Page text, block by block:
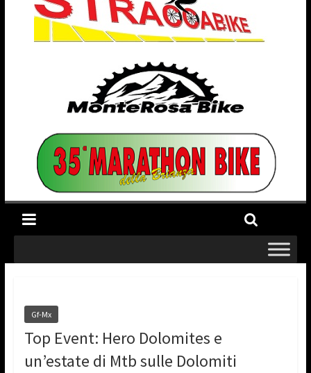
Gf-Mx
Top Event: Hero Dolomites e
un’estate di Mtb sulle Dolomiti